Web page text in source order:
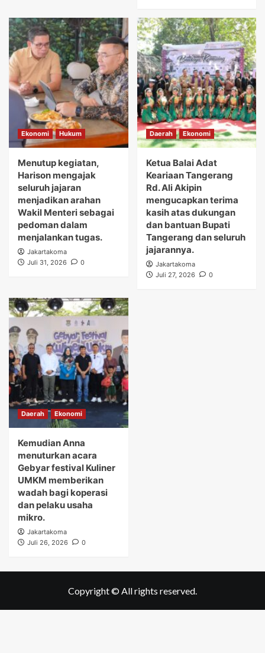
Ekonomi Hukum
Menutup kegiatan,
Harison mengajak
seluruh jajaran
menjadikan arahan
Wakil Menteri sebagai
pedoman dalam
menjalankan tugas.
Jakartakoma
Juli 31, 2026
0
Daerah Ekonomi
Ketua Balai Adat
Keariaan Tangerang
Rd. Ali Akipin
mengucapkan terima
kasih atas dukungan
dan bantuan Bupati
Tangerang dan seluruh
jajarannya.
Jakartakoma
Juli 27, 2026
0
Daerah Ekonomi
Kemudian Anna
menuturkan acara
Gebyar festival Kuliner
UMKM memberikan
wadah bagi koperasi
dan pelaku usaha
mikro.
Jakartakoma
Juli 26, 2026
0
Copyright © All rights reserved.